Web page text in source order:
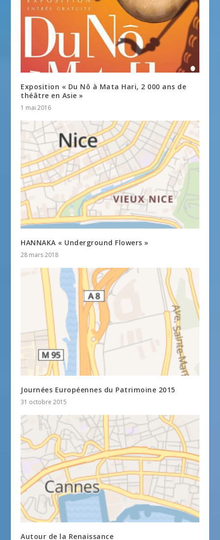
Exposition « Du Nô à Mata Hari, 2 000 ans de
théâtre en Asie »
1 mai 2016
HANNAKA « Underground Flowers »
28 mars 2018
Journées Européennes du Patrimoine 2015
31 octobre 2015
Autour de la Renaissance